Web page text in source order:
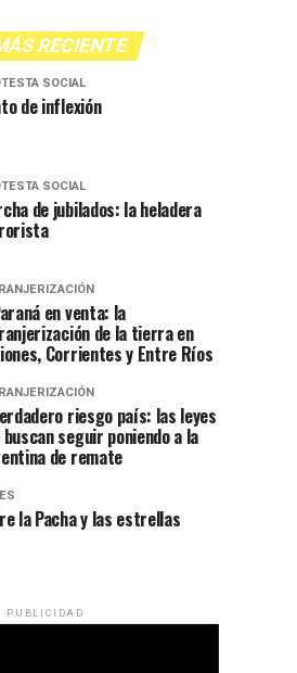
RECIENTE
SOCIAL
de inflexión
SOCIAL
de jubilados: la heladera
en venta: la
de la tierra en
Corrientes y Entre Ríos
riesgo país: las leyes
buscan seguir poniendo a la
de remate
la Pacha y las estrellas
PUBLICIDAD